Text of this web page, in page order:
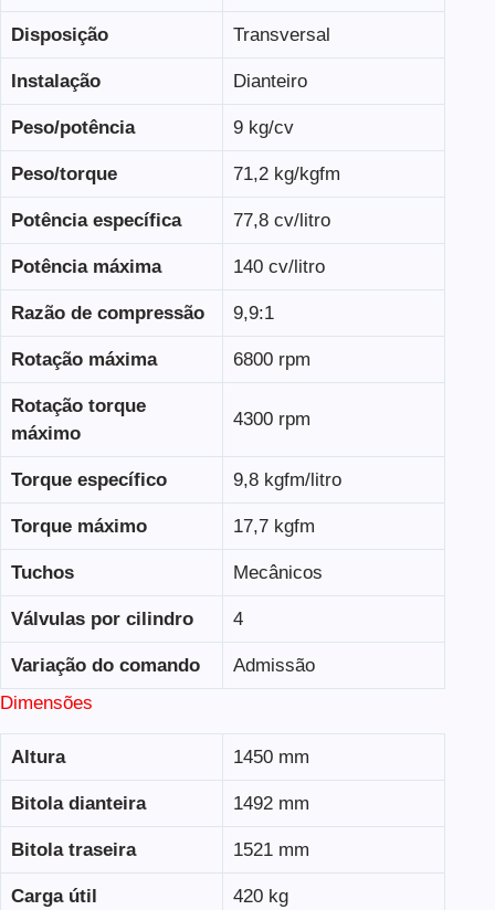
Disposição Transversal
Instalação Dianteiro
Peso/potência 9 kg/cv
Peso/torque 71,2 kg/kgfm
Potência específica 77,8 cv/litro
Potência máxima 140 cv/litro
Razão de compressão 9,9:1
Rotação máxima 6800 rpm
Rotação torque
máximo
4300 rpm
Torque específico 9,8 kgfm/litro
Torque máximo 17,7 kgfm
Tuchos Mecânicos
Válvulas por cilindro 4
Variação do comando
Admissão
Dimensões
Altura 1450 mm
Bitola dianteira 1492 mm
Bitola traseira 1521 mm
Carga útil 420 kg